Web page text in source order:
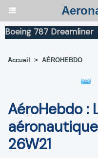
Dreamliner
Accueil > AÉROHEBDO
AéroHebdo :
26W21